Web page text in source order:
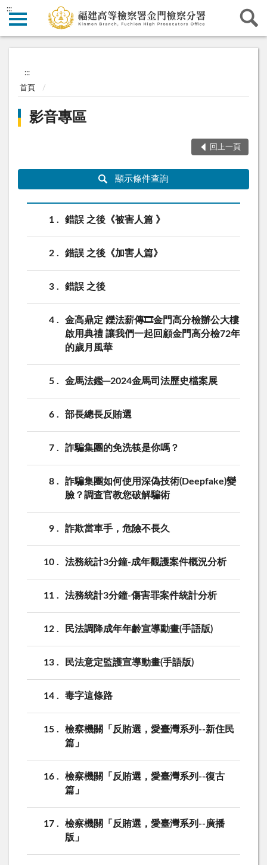
:::
:::
首頁
影音專區
回上一頁
顯示條件查詢
1 錯誤 之後《被害人篇 》
2 錯誤 之後《加害人篇》
3 錯誤 之後
4
金高鼎定 鑠法薪傳🎞金門高分檢辦公大樓
啟用典禮 讓我們一起回顧金門高分檢72年
的歲月風華
5 金馬法鑑─2024金馬司法歷史檔案展
6 部長總長反賄選
7 詐騙集團的免洗筷是你嗎？
8
詐騙集團如何使用深偽技術(Deepfake)變
臉？調查官教您破解騙術
9 詐欺當車手，危險不長久
10 法務統計3分鐘-成年觀護案件概況分析
11 法務統計3分鐘-傷害罪案件統計分析
12 民法調降成年年齡宣導動畫(手語版)
13 民法意定監護宣導動畫(手語版)
14 毒字這條路
15
檢察機關「反賄選，愛臺灣系列--新住民
篇」
16
檢察機關「反賄選，愛臺灣系列--復古
篇」
17
檢察機關「反賄選，愛臺灣系列--廣播
版」